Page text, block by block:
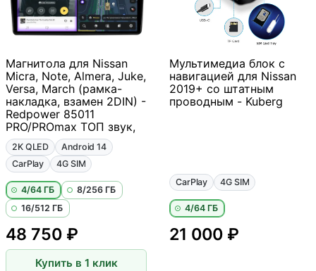
Магнитола для Nissan
Micra, Note, Almera, Juke,
Versa, March (рамка-
накладка, взамен 2DIN) -
Redpower 85011
PRO/PROmax ТОП звук,
2K QLED
Android 14
CarPlay
4G SIM
4/64 ГБ
8/256 ГБ
16/512 ГБ
48 750 ₽
Купить в 1 клик
Мультимедиа блок с
навигацией для Nissan
2019+ со штатным
проводным - Kuberg
CarPlay 4G SIM
4/64 ГБ
21 000 ₽